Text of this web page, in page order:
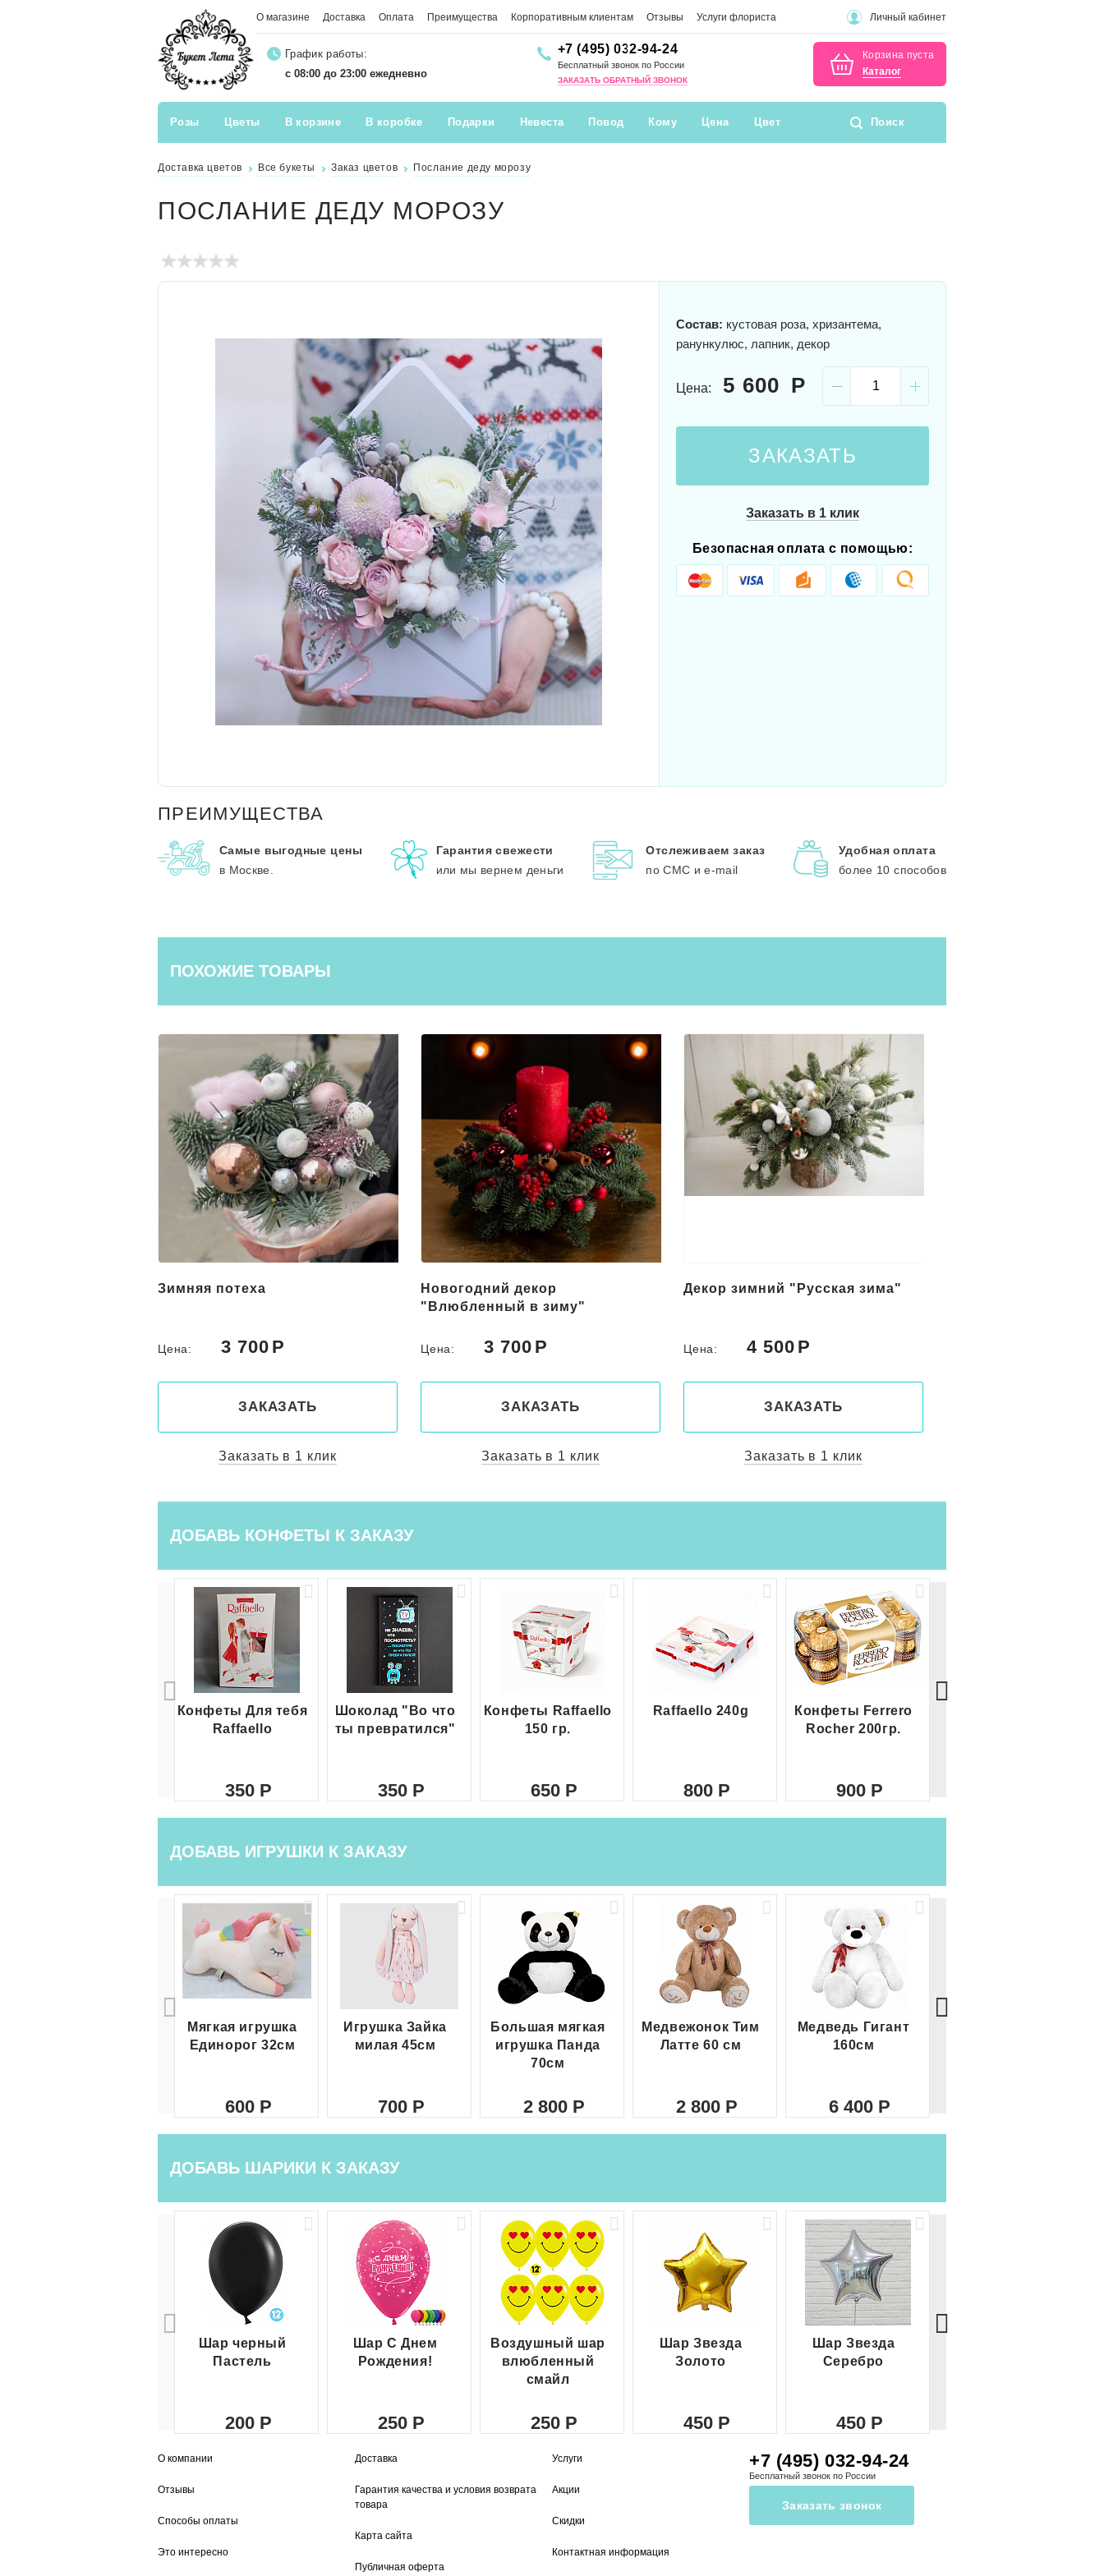
О магазине Доставка Оплата Преимущества Корпоративным клиентам Отзывы Услуги флориста Личный кабинет
График работы:
с 08:00 до 23:00 ежедневно
+7 (495) 032-94-24
Бесплатный звонок по России
ЗАКАЗАТЬ ОБРАТНЫЙ ЗВОНОК
Корзина пуста
Каталог
Розы Цветы В корзине В коробке Подарки Невеста Повод Кому Цена Цвет Поиск
Доставка цветов Все букеты Заказ цветов Послание деду морозу
ПОСЛАНИЕ ДЕДУ МОРОЗУ
Состав: кустовая роза, хризантема,
ранункулюс, лапник, декор
Цена: 5 600
ЗАКАЗАТЬ
Заказать в 1 клик
Безопасная оплата с помощью:
ПРЕИМУЩЕСТВА
Самые выгодные цены
в Москве.
Гарантия свежести
или мы вернем деньги
Отслеживаем заказ
по СМС и e-mail
Удобная оплата
более 10 способов
ПОХОЖИЕ ТОВАРЫ
Новогодний декор
Цена: 3 700
ЗАКАЗАТЬ
Заказать в 1 клик
Декор зимний "Русская зима"
Цена: 4 500
ЗАКАЗАТЬ
Заказать в 1 клик
Зимнее бордо
Цена: 4 900
ЗАКАЗАТЬ
Заказать в 1 клик
ДОБАВЬ КОНФЕТЫ К ЗАКАЗУ
Конфеты Для тебя
Raffaello
350
Шоколад "Во что
ты превратился"
350
Конфеты Raffaello
150 гр.
650
Raffaello 240g
800
Конфеты Ferrero
Rocher 200гр.
900
ДОБАВЬ ИГРУШКИ К ЗАКАЗУ
Мягкая игрушка
Единорог 32см
600
Игрушка Зайка
милая 45см
700
Большая мягкая
игрушка Панда
70см
2 800
Медвежонок Тим
Латте 60 см
2 800
Медведь Гигант
160см
6 400
ДОБАВЬ ШАРИКИ К ЗАКАЗУ
Шар черный
Пастель
200
Шар С Днем
Рождения!
250
Воздушный шар
влюбленный
смайл
250
Шар Звезда
Золото
450
Шар Звезда
Серебро
450
О компании
Отзывы
Способы оплаты
Это интересно
Доставка
Гарантия качества и условия возврата
товара
Карта сайта
Публичная оферта
Услуги
Акции
Скидки
Контактная информация
+7 (495) 032-94-24
Бесплатный звонок по России
Заказать звонок